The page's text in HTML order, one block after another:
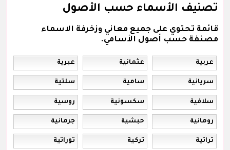
تصنيف الأسماء حسب الأصول
قائمة تحتوي على جميع معاني وزخرفة الاسماء
مصنفة حسب أصول الأسامي.
عربية عثمانية عبرية
سريانية سامية سلتية
سلافية سكسونية روسية
رومانية حبشية جرمانية
تراتية تركية توراتية